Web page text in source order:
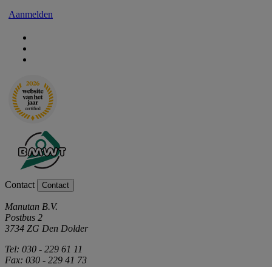
Aanmelden
Contact Contact
Manutan B.V.
Postbus 2
3734 ZG Den Dolder
Tel: 030 - 229 61 11
Fax: 030 - 229 41 73